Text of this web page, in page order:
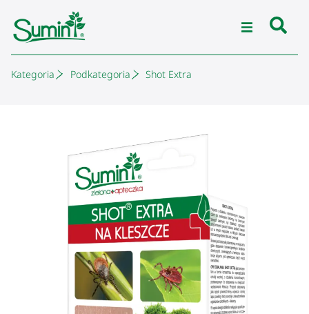
Kategoria Podkategoria Shot Extra